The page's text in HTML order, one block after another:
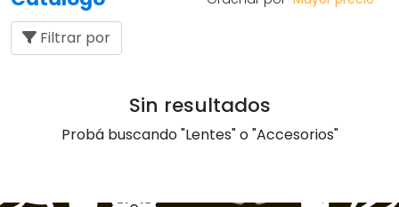
Filtrar por
Sin resultados
Probá buscando "Lentes" o "Accesorios"